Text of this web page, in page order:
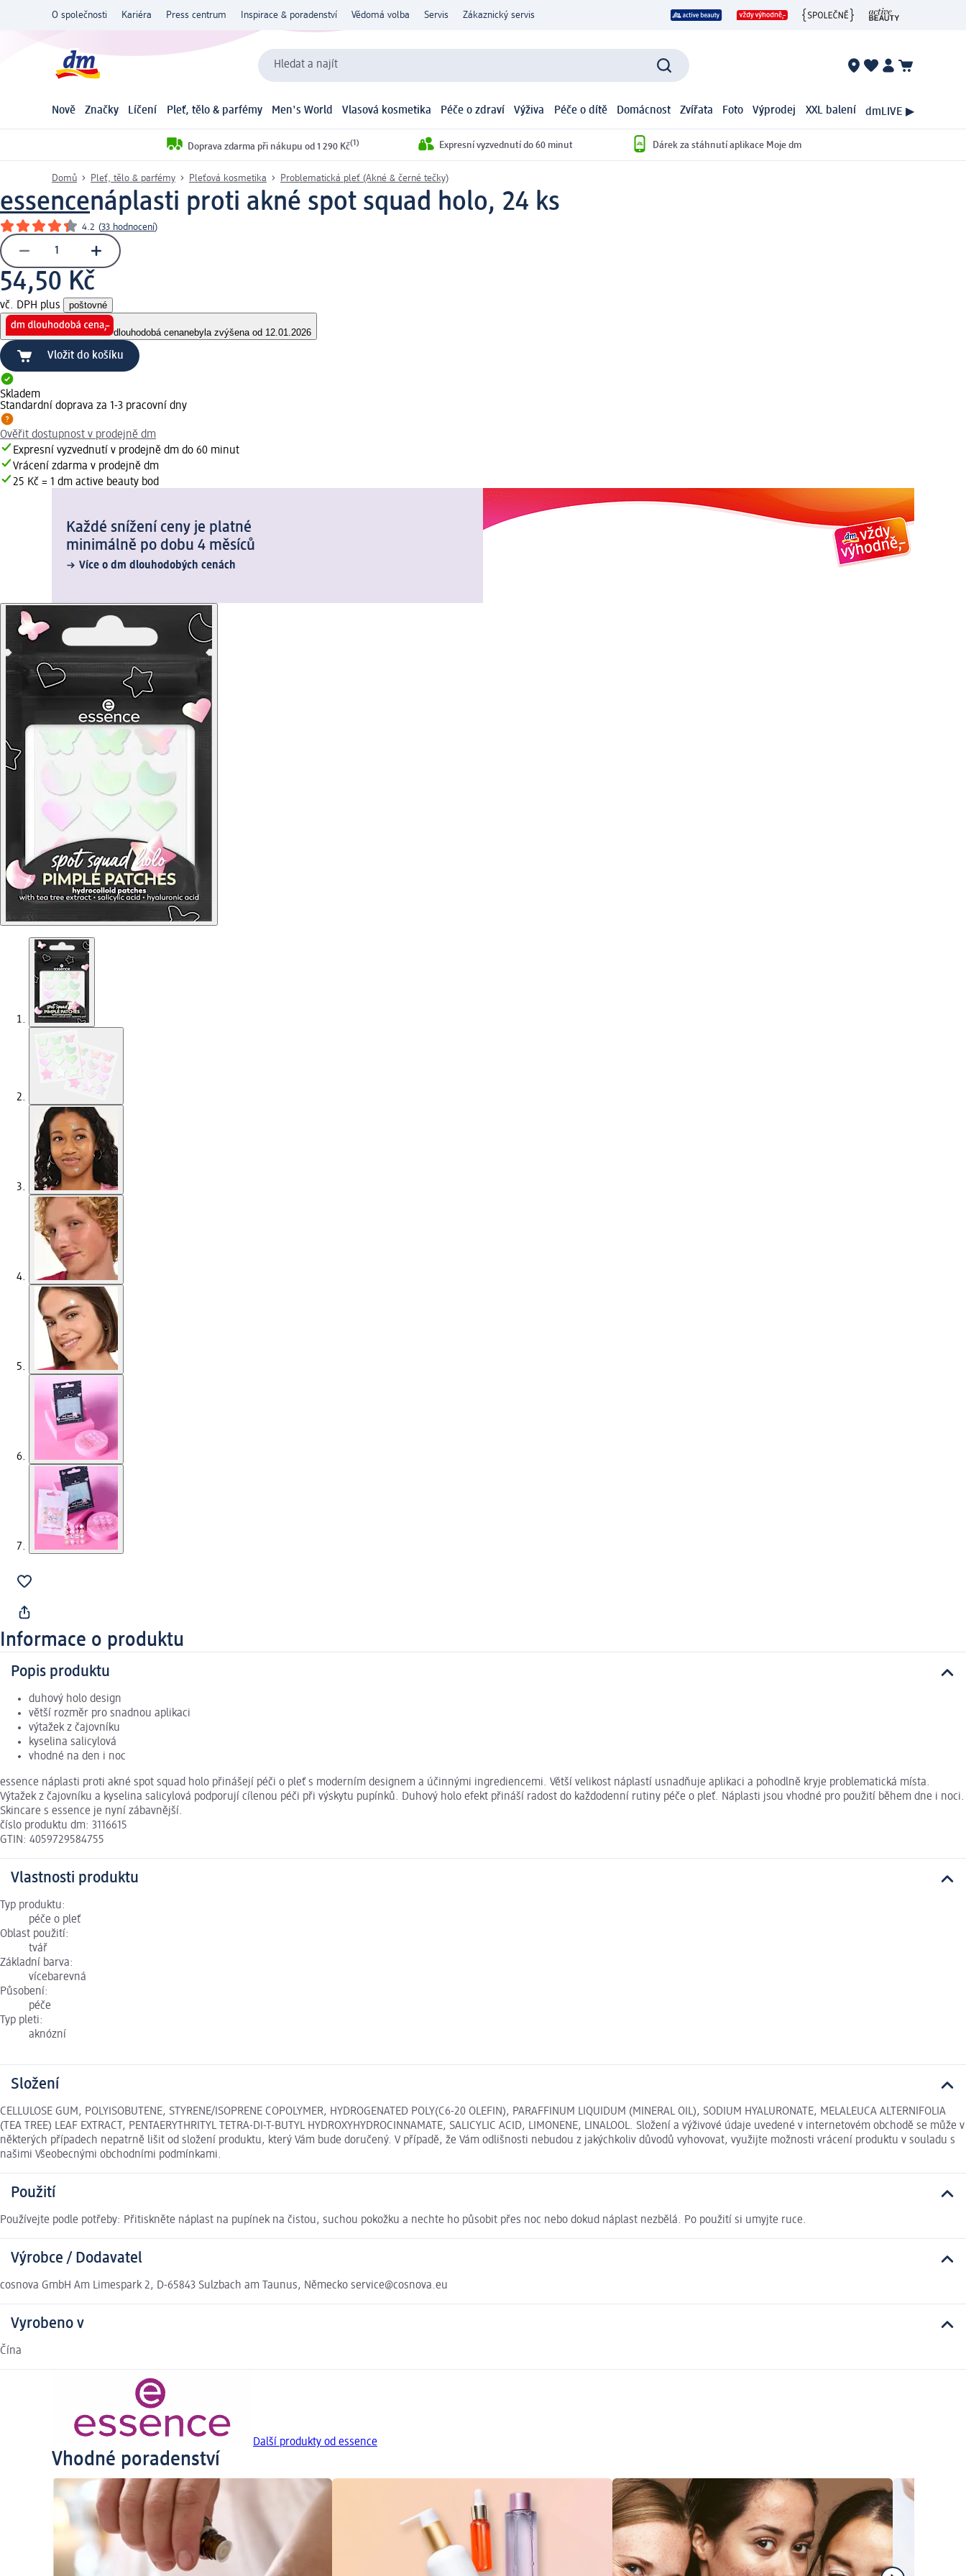
O společnosti Kariéra Press centrum Inspirace & poradenství Vědomá volba Servis Zákaznický servis
Hledat a najít
Nově Značky Líčení Pleť, tělo & parfémy Men's World Vlasová kosmetika Péče o zdraví Výživa Péče o dítě Domácnost Zvířata Foto Výprodej XXL balení dmLIVE ▶
Doprava zdarma při nákupu od 1 290 Kč(1) Expresní vyzvednutí do 60 minut Dárek za stáhnutí aplikace Moje dm
Domů Pleť, tělo & parfémy Pleťová kosmetika Problematická pleť (Akné & černé tečky)
essencenáplasti proti akné spot squad holo, 24 ks
4.2 (33 hodnocení)
54,50 Kč
vč. DPH plus poštovné
dlouhodobá cenanebyla zvýšena od 12.01.2026
Vložit do košíku
Skladem
Standardní doprava za 1-3 pracovní dny
Ověřit dostupnost v prodejně dm
Expresní vyzvednutí v prodejně dm do 60 minut
Vrácení zdarma v prodejně dm
25 Kč = 1 dm active beauty bod
Každé snížení ceny je platné
minimálně po dobu 4 měsíců
Více o dm dlouhodobých cenách
Informace o produktu
Popis produktu
duhový holo design
větší rozměr pro snadnou aplikaci
výtažek z čajovníku
kyselina salicylová
vhodné na den i noc
essence náplasti proti akné spot squad holo přinášejí péči o pleť s moderním designem a účinnými ingrediencemi. Větší velikost náplastí usnadňuje aplikaci a pohodlně kryje problematická místa.
Výtažek z čajovníku a kyselina salicylová podporují cílenou péči při výskytu pupínků. Duhový holo efekt přináší radost do každodenní rutiny péče o pleť. Náplasti jsou vhodné pro použití během dne i noci.
Skincare s essence je nyní zábavnější.
číslo produktu dm: 3116615
GTIN: 4059729584755
Vlastnosti produktu
Typ produktu:
péče o pleť
Oblast použití:
tvář
Základní barva:
vícebarevná
Působení:
péče
Typ pleti:
aknózní
Složení
CELLULOSE GUM, POLYISOBUTENE, STYRENE/ISOPRENE COPOLYMER, HYDROGENATED POLY(C6-20 OLEFIN), PARAFFINUM LIQUIDUM (MINERAL OIL), SODIUM HYALURONATE, MELALEUCA ALTERNIFOLIA
(TEA TREE) LEAF EXTRACT, PENTAERYTHRITYL TETRA-DI-T-BUTYL HYDROXYHYDROCINNAMATE, SALICYLIC ACID, LIMONENE, LINALOOL. Složení a výživové údaje uvedené v internetovém obchodě se může v
některých případech nepatrně lišit od složení produktu, který Vám bude doručený. V případě, že Vám odlišnosti nebudou z jakýchkoliv důvodů vyhovovat, využijte možnosti vrácení produktu v souladu s
našimi Všeobecnými obchodními podmínkami.
Použití
Používejte podle potřeby: Přitiskněte náplast na pupínek na čistou, suchou pokožku a nechte ho působit přes noc nebo dokud náplast nezbělá. Po použití si umyjte ruce.
Výrobce / Dodavatel
cosnova GmbH Am Limespark 2, D-65843 Sulzbach am Taunus, Německo service@cosnova.eu
Vyrobeno v
Čína
Další produkty od essence
Vhodné poradenství